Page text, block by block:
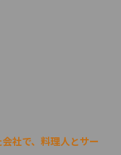
社で、料理人とサー